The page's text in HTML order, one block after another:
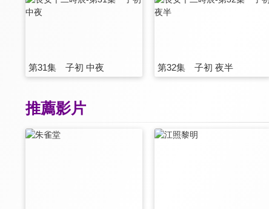
第31集 子初 中夜 第32集 子初 夜半
推薦影片